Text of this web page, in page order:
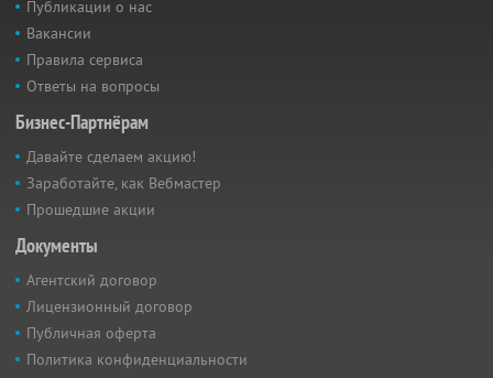
Публикации о нас
Вакансии
Правила сервиса
Ответы на вопросы
Бизнес-Партнёрам
Давайте сделаем акцию!
Заработайте, как Вебмастер
Прошедшие акции
Документы
Агентский договор
Лицензионный договор
Публичная оферта
Политика конфиденциальности